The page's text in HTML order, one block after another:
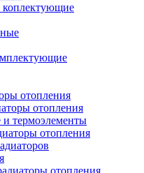
отопления
отопления
термоэлементы
отопления
отопления